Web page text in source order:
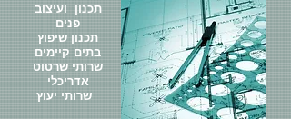
תכנון ועיצוב
פנים
תכנון שיפוץ
בתים קיימים
שרותי שרטוט
אדריכלי